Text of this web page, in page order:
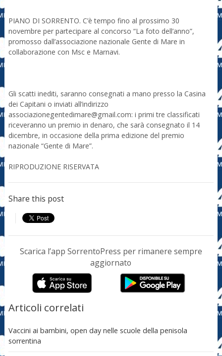
PIANO DI SORRENTO. C’è tempo fino al prossimo 30
novembre per partecipare al concorso “La foto dell’anno”,
promosso dall’associazione nazionale Gente di Mare in
collaborazione con Msc e Marnavi.
Gli scatti inediti, saranno consegnati a mano presso la Casina
dei Capitani o inviati all’indirizzo
associazionegentedimare@gmail.com: i primi tre classificati
riceveranno un premio in denaro, che sarà consegnato il 14
dicembre, in occasione della prima edizione del premio
nazionale “Gente di Mare”.
RIPRODUZIONE RISERVATA
Share this post
Scarica l’app SorrentoPress per rimanere sempre
aggiornato
Articoli correlati
Vaccini ai bambini, open day nelle scuole della penisola
sorrentina